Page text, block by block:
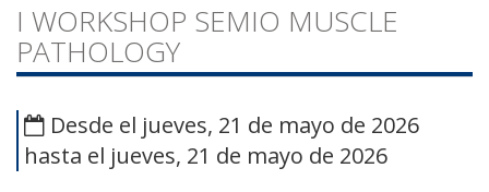
I WORKSHOP SEMIO MUSCLE
PATHOLOGY
Desde el jueves, 21 de mayo de 2026
hasta el jueves, 21 de mayo de 2026